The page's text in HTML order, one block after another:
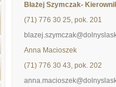
Błażej Szymczak-
(71) 776 30 25, pok. 201
Anna Macioszek
(71) 776 30 43, pok. 202